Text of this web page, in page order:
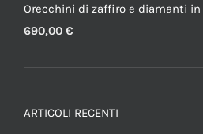
Orecchini di zaffiro e diamanti in
690,00 €
ARTICOLI RECENTI